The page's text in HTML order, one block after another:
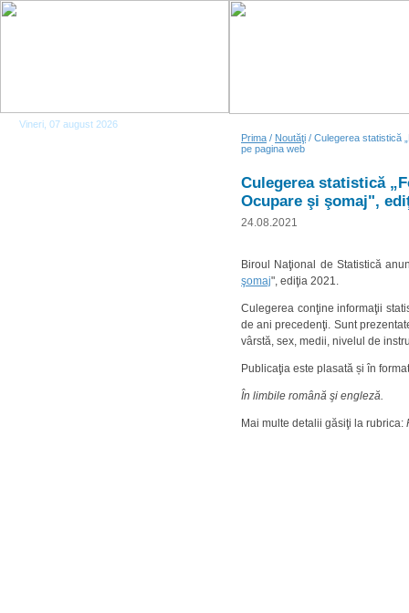
Vineri, 07 august 2026
Prima / Noutăţi / Culegerea statistică
pe pagina web
Culegerea statistică
Ocupare şi şomaj",
24.08.2021
Biroul Naţional de Statistică
şomaj", ediţia 2021.
Culegerea conţine informaţii
de ani precedenţi. Sunt
vârstă, sex, medii, nivelul de
Publicaţia este plasată și în
În limbile română şi engleză.
Mai multe detalii găsiţi la rubrica: